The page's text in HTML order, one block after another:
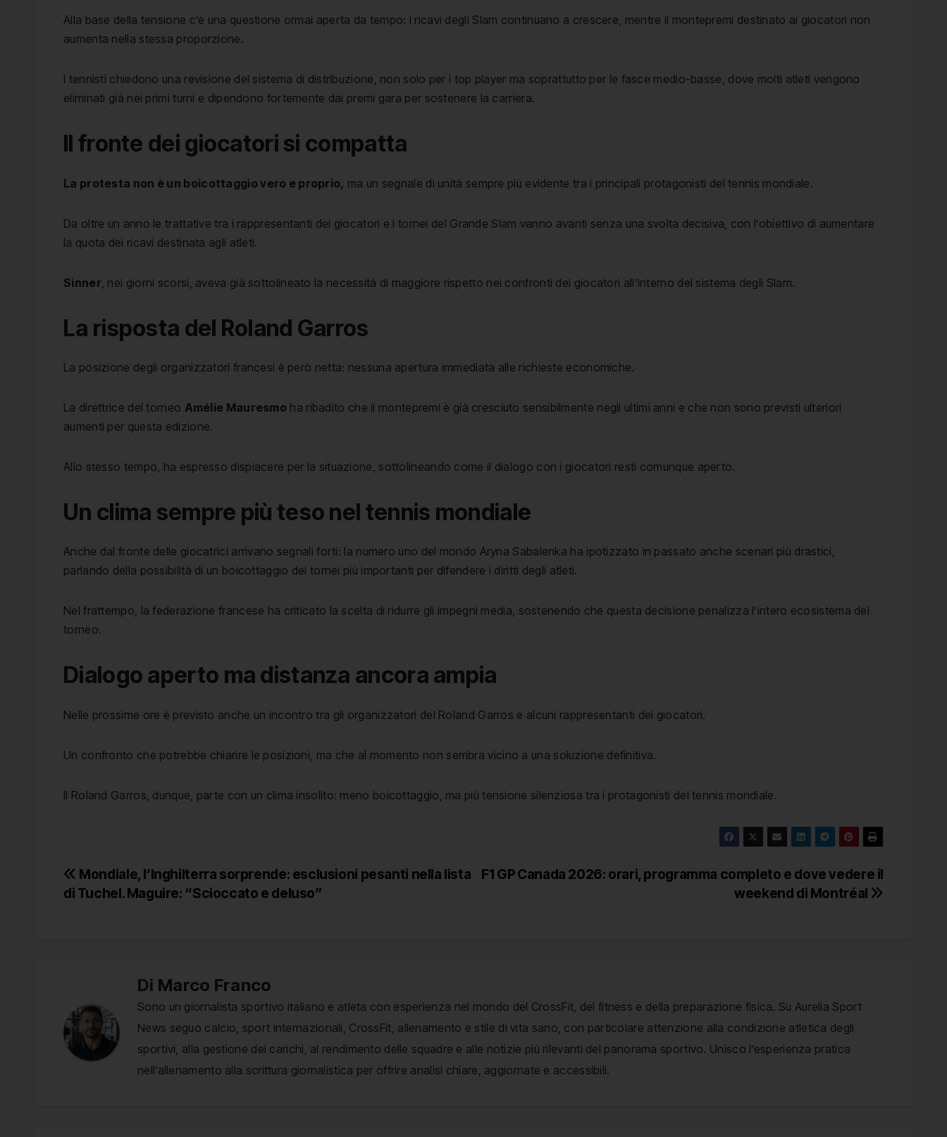
Alla base della tensione c’è una questione ormai aperta da tempo: i ricavi degli Slam continuano a crescere, mentre il montepremi destinato ai giocatori non
aumenta nella stessa proporzione.
I tennisti chiedono una revisione del sistema di distribuzione, non solo per i top player ma soprattutto per le fasce medio-basse, dove molti atleti vengono
eliminati già nei primi turni e dipendono fortemente dai premi gara per sostenere la carriera.
Il fronte dei giocatori si compatta
La protesta non è un boicottaggio vero e proprio, ma un segnale di unità sempre più evidente tra i principali protagonisti del tennis mondiale.
Da oltre un anno le trattative tra i rappresentanti dei giocatori e i tornei del Grande Slam vanno avanti senza una svolta decisiva, con l’obiettivo di aumentare
la quota dei ricavi destinata agli atleti.
Sinner , nei giorni scorsi, aveva già sottolineato la necessità di maggiore rispetto nei confronti dei giocatori all’interno del sistema degli Slam.
La risposta del Roland Garros
La posizione degli organizzatori francesi è però netta: nessuna apertura immediata alle richieste economiche.
La direttrice del torneo Amélie Mauresmo ha ribadito che il montepremi è già cresciuto sensibilmente negli ultimi anni e che non sono previsti ulteriori
aumenti per questa edizione.
Allo stesso tempo, ha espresso dispiacere per la situazione, sottolineando come il dialogo con i giocatori resti comunque aperto.
Un clima sempre più teso nel tennis mondiale
Anche dal fronte delle giocatrici arrivano segnali forti: la numero uno del mondo Aryna Sabalenka ha ipotizzato in passato anche scenari più drastici,
parlando della possibilità di un boicottaggio dei tornei più importanti per difendere i diritti degli atleti.
Nel frattempo, la federazione francese ha criticato la scelta di ridurre gli impegni media, sostenendo che questa decisione penalizza l’intero ecosistema del
torneo.
Dialogo aperto ma distanza ancora ampia
Nelle prossime ore è previsto anche un incontro tra gli organizzatori del Roland Garros e alcuni rappresentanti dei giocatori.
Un confronto che potrebbe chiarire le posizioni, ma che al momento non sembra vicino a una soluzione definitiva.
Il Roland Garros, dunque, parte con un clima insolito: meno boicottaggio, ma più tensione silenziosa tra i protagonisti del tennis mondiale.
Navigazione
F1 GP Canada 2026: orari, programma completo e dove vedere il
weekend di Montréal
Mondiale, l’Inghilterra sorprende: esclusioni pesanti nella lista
di Tuchel. Maguire: “Scioccato e deluso”
Di Marco Franco
Sono un giornalista sportivo italiano e atleta con esperienza nel mondo del CrossFit, del fitness e della preparazione fisica. Su Aurelia Sport
News seguo calcio, sport internazionali, CrossFit, allenamento e stile di vita sano, con particolare attenzione alla condizione atletica degli
sportivi, alla gestione dei carichi, al rendimento delle squadre e alle notizie più rilevanti del panorama sportivo. Unisco l’esperienza pratica
nell’allenamento alla scrittura giornalistica per offrire analisi chiare, aggiornate e accessibili.